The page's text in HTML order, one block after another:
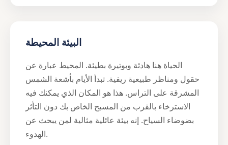
البيئة المحيطة
الحياة هنا هادئة وبوتيرة بطيئة. المحيط عبارة عن
حقول ومناظر طبيعية ريفية. تبدأ الأيام بأشعة الشمس
المشرقة على التراس. هذا هو المكان الذي يمكنك فيه
الاسترخاء بالقرب من المسبح الخاص بك دون التأثر
بضوضاء السياح. إنه بيئة عائلية مثالية لمن يبحث عن
الهدوء.